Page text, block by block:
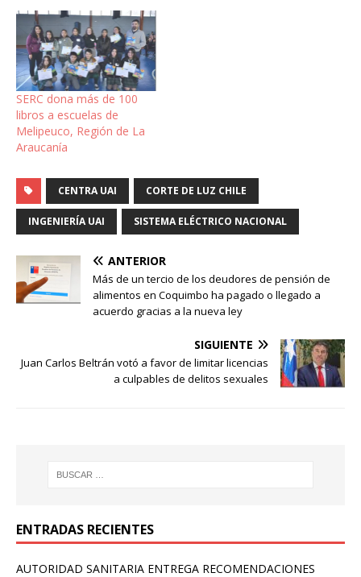
SERC dona más de 100
libros a escuelas de
Melipeuco, Región de La
Araucanía
CENTRA UAI CORTE DE LUZ CHILE
INGENIERÍA UAI SISTEMA ELÉCTRICO NACIONAL
ANTERIOR
Más de un tercio de los deudores de pensión de
alimentos en Coquimbo ha pagado o llegado a
acuerdo gracias a la nueva ley
SIGUIENTE
Juan Carlos Beltrán votó a favor de limitar licencias
a culpables de delitos sexuales
ENTRADAS RECIENTES
AUTORIDAD SANITARIA ENTREGA RECOMENDACIONES